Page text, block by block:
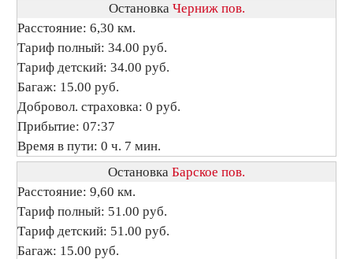
Остановка Черниж пов.
Расстояние: 6,30 км.
Тариф полный: 34.00 руб.
Тариф детский: 34.00 руб.
Багаж: 15.00 руб.
Добровол. страховка: 0 руб.
Прибытие: 07:37
Время в пути: 0 ч. 7 мин.
Остановка Барское пов.
Расстояние: 9,60 км.
Тариф полный: 51.00 руб.
Тариф детский: 51.00 руб.
Багаж: 15.00 руб.